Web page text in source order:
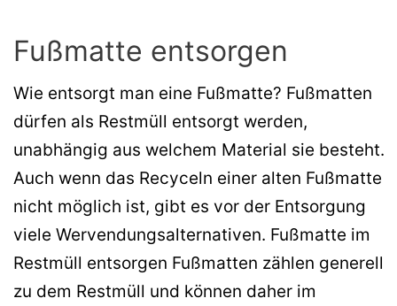
Fußmatte entsorgen
Wie entsorgt man eine Fußmatte? Fußmatten
dürfen als Restmüll entsorgt werden,
unabhängig aus welchem Material sie besteht.
Auch wenn das Recyceln einer alten Fußmatte
nicht möglich ist, gibt es vor der Entsorgung
viele Wervendungsalternativen. Fußmatte im
Restmüll entsorgen Fußmatten zählen generell
zu dem Restmüll und können daher im